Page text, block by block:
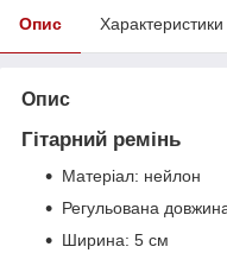
Опис Характеристики
Опис
Гітарний ремінь
Матеріал: нейлон
Регульована
Ширина: 5 см